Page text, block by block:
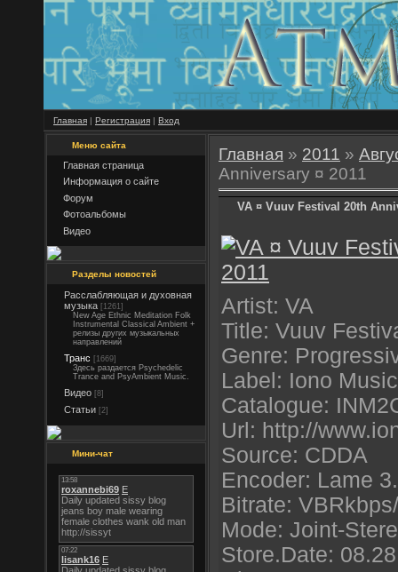
Главная | Регистрация | Вход
Меню сайта
Главная страница
Информация о сайте
Форум
Фотоальбомы
Видео
Разделы новостей
Расслабляющая и духовная
музыка [1261]
New Age Ethnic Meditation Folk
Instrumental Classical Ambient +
релизы других музыкальных
направлений
Транс [1669]
Здесь раздается Psychedelic
Trance and PsyAmbient Music.
Видео [8]
Статьи [2]
Мини-чат
Главная » 2011 »
Anniversary ¤ 2011
VA ¤ Vuuv Festival 20th
Artist: VA
Title: Vuuv
Genre:
Label: Iono Music
Catalogue:
Url: http://
Source: CDDA
Encoder: Lame
Bitrate:
Mode: Joint-
Store.Date: